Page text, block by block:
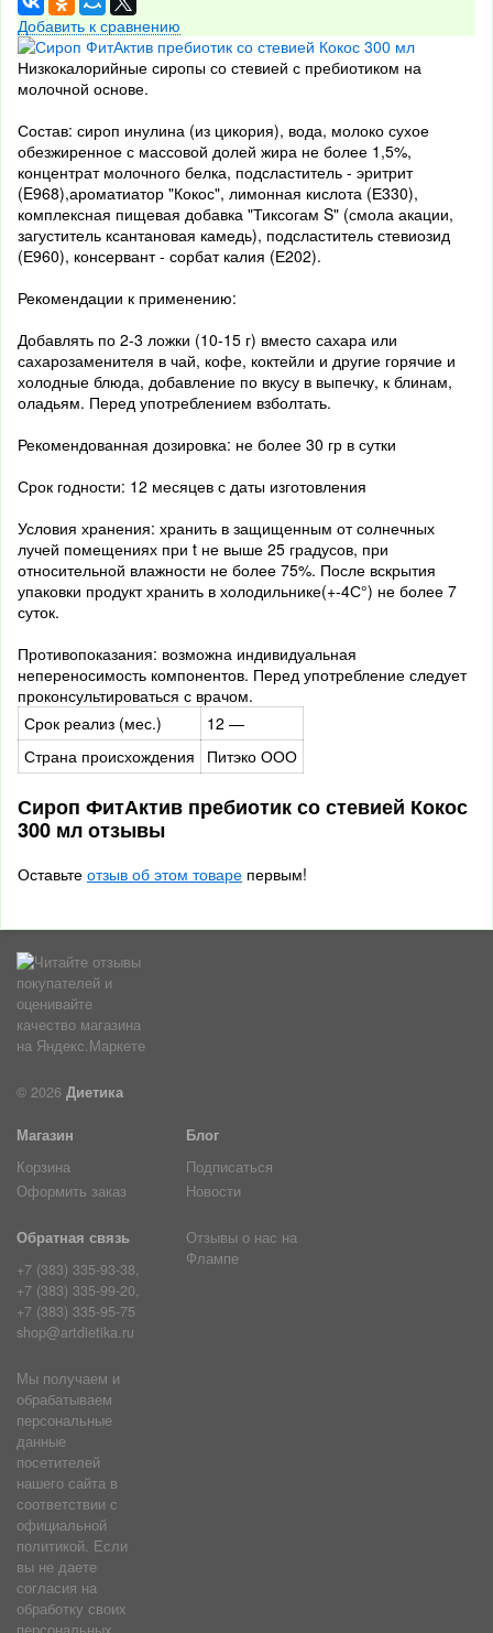
Добавить к сравнению
Низкокалорийные сиропы со стевией с пребиотиком на
молочной основе.
Состав: сироп инулина (из цикория), вода, молоко сухое
обезжиренное с массовой долей жира не более 1,5%,
концентрат молочного белка, подсластитель - эритрит
(E968),ароматиатор "Кокос", лимонная кислота (Е330),
комплексная пищевая добавка "Тиксогам S" (смола акации,
загуститель ксантановая камедь), подсластитель стевиозид
(Е960), консервант - сорбат калия (Е202).
Рекомендации к применению:
Добавлять по 2-3 ложки (10-15 г) вместо сахара или
сахарозаменителя в чай, кофе, коктейли и другие горячие и
холодные блюда, добавление по вкусу в выпечку, к блинам,
оладьям. Перед употреблением взболтать.
Рекомендованная дозировка: не более 30 гр в сутки
Срок годности: 12 месяцев с даты изготовления
Условия хранения: хранить в защищенным от солнечных
лучей помещениях при t не выше 25 градусов, при
относительной влажности не более 75%. После вскрытия
упаковки продукт хранить в холодильнике(+-4С°) не более 7
суток.
Противопоказания: возможна индивидуальная
непереносимость компонентов. Перед употребление следует
проконсультироваться с врачом.
Срок реализ (мес.)
12 —
Страна происхождения
Питэко ООО
Сироп ФитАктив пребиотик со стевией Кокос
300 мл отзывы
Оставьте отзыв об этом товаре первым!
© 2026 Диетика
Магазин
Корзина
Оформить заказ
Блог
Подписаться
Новости
Обратная связь
+7 (383) 335-93-38,
+7 (383) 335-99-20,
+7 (383) 335-95-75
shop@artdietika.ru
Отзывы о нас на
Флампе
Мы получаем и
обрабатываем
персональные
данные
посетителей
нашего сайта в
соответствии с
официальной
политикой. Если
вы не даете
согласия на
обработку своих